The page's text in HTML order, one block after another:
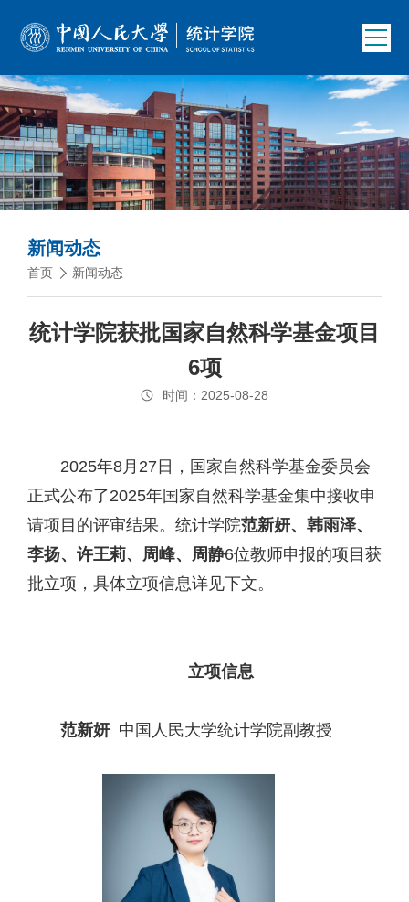
新闻动态
首页 新闻动态
统计学院获批国家自然科学基金项目
6项
时间：2025-08-28
2025年8月27日，国家自然科学基金委员会
正式公布了2025年国家自然科学基金集中接收申
请项目的评审结果。统计学院范新妍、韩雨泽、
李扬、许王莉、周峰、周静6位教师申报的项目获
批立项，具体立项信息详见下文。
立项信息
范新妍 中国人民大学统计学院副教授